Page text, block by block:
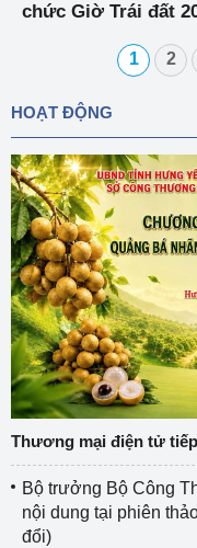
chức Giờ Trái đất
1 2
HOẠT ĐỘNG
Thương mại điện tử
Bộ trưởng Bộ Công
nội dung tại phiên
đổi)